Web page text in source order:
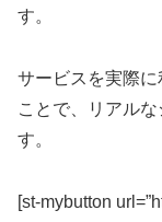
す。
サービスを実際
ことで、リアル
す。
[st-mybutton